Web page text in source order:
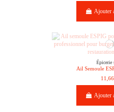
Ajouter
Épicerie
Ail Semoule
Ajouter